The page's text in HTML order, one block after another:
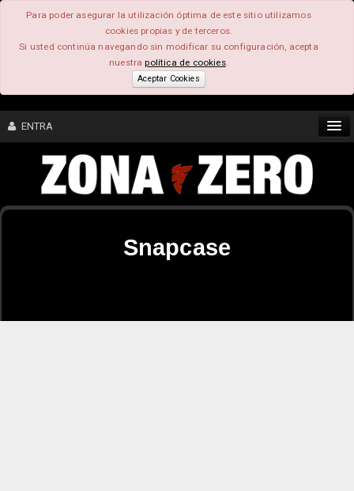
Para poder asegurar la utilización óptima de este sitio utilizamos
cookies propias y de terceros.
Si usted continúa navegando sin modificar su configuración, acepta
nuestrapolítica de cookies.
Aceptar Cookies
ENTRA
CONTENIDO
Snapcase